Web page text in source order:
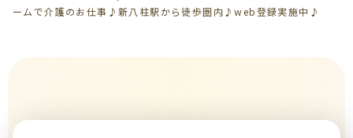
ームで介護のお仕事♪新八柱駅から徒歩圏内♪web登録実施中♪